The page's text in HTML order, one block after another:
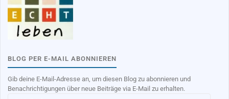
BLOG PER E-MAIL ABONNIEREN
Gib deine E-Mail-Adresse an, um diesen Blog zu abonnieren und
Benachrichtigungen über neue Beiträge via E-Mail zu erhalten.